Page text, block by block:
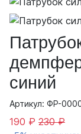
синий
Артикул: ФР-
190 ₽ 230 ₽